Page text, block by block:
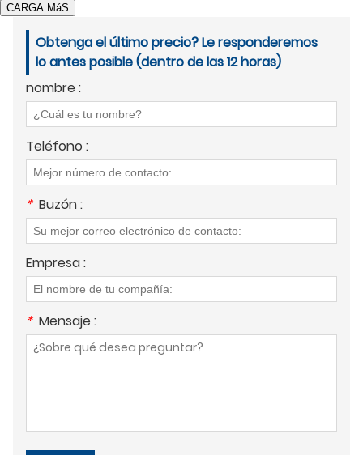
CARGA MáS
Obtenga el último precio? Le responderemos
lo antes posible (dentro de las 12 horas)
nombre :
Teléfono :
* Buzón :
Empresa :
* Mensaje :